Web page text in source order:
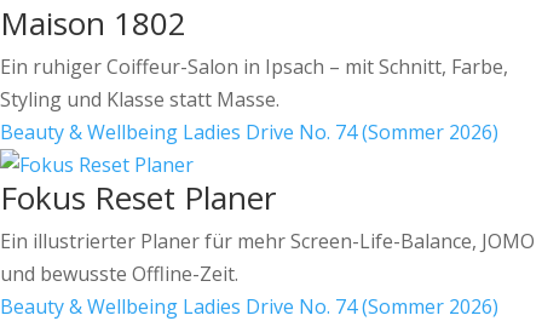
Maison 1802
Ein ruhiger Coiffeur-Salon in Ipsach – mit Schnitt, Farbe,
Styling und Klasse statt Masse.
Beauty & Wellbeing Ladies Drive No. 74 (Sommer 2026)
Fokus Reset Planer
Ein illustrierter Planer für mehr Screen-Life-Balance, JOMO
und bewusste Offline-Zeit.
Beauty & Wellbeing Ladies Drive No. 74 (Sommer 2026)